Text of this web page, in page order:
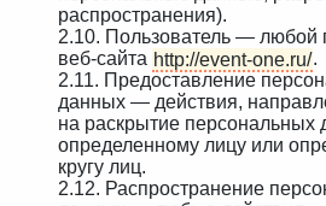
распространения).
2.10. Пользователь — любой
веб-сайта http://event-one.ru/.
2.11. Предоставление
данных — действия,
на раскрытие персональных
определенному лицу или
кругу лиц.
2.12. Распространение